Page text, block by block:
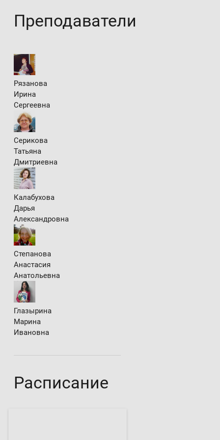
Преподаватели
Рязанова
Ирина
Сергеевна
Серикова
Татьяна
Дмитриевна
Калабухова
Дарья
Александровна
Степанова
Анастасия
Анатольевна
Глазырина
Марина
Ивановна
Расписание